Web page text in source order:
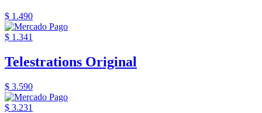
$ 1.490
$ 1.341
Telestrations Original
$ 3.590
$ 3.231